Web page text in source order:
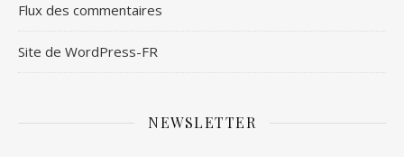
Flux des commentaires
Site de WordPress-FR
NEWSLETTER